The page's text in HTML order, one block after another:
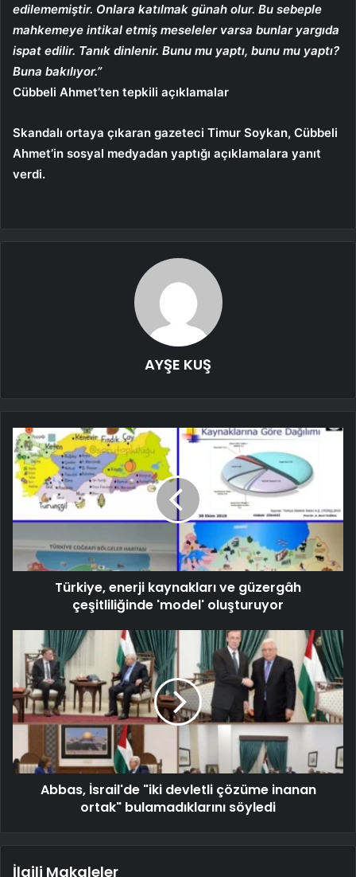
edilememiştir. Onlara katılmak günah olur. Bu sebeple
mahkemeye intikal etmiş meseleler varsa bunlar yargıda
ispat edilir. Tanık dinlenir. Bunu mu yaptı, bunu mu yaptı?
Buna bakılıyor.”
Cübbeli Ahmet’ten tepkili açıklamalar
Skandalı ortaya çıkaran gazeteci Timur Soykan, Cübbeli
Ahmet’in sosyal medyadan yaptığı açıklamalara yanıt
verdi.
AYŞE KUŞ
Türkiye, enerji kaynakları ve güzergâh
çeşitliliğinde 'model' oluşturuyor
Abbas, İsrail'de "iki devletli çözüme inanan
ortak" bulamadıklarını söyledi
İlgili Makaleler